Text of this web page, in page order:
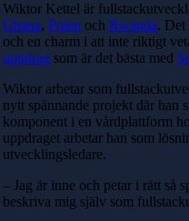
Wiktor Kettel är
Ghana, Polen och Rwanda. Det
och en charm i att inte riktigt
uppdrag som är det bästa med
Wiktor arbetar som
nytt spännande projekt där han
komponent i en vårdplattform
uppdraget arbetar han som
utvecklingsledare.
– Jag är inne och petar i rätt så
beskriva mig själv som